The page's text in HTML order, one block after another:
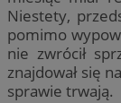
Niestety,
pomimo
nie zwrócił
znajdował się
sprawie trwają.